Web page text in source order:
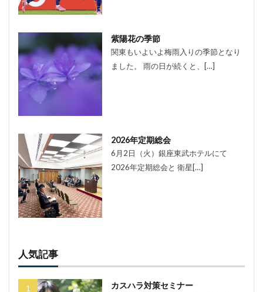
紫陽花の季節
関東もいよいよ梅雨入りの季節となり
ました。 雨の日が続くと、[…]
2026年定期総会
6月2日（火）銀座東武ホテルにて
2026年定期総会と 衛星[…]
人気記事
カスハラ対策セミナー